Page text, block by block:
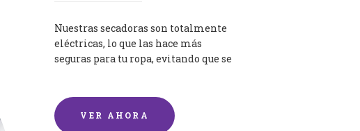
Nuestras secadoras son totalmente
eléctricas, lo que las hace más
seguras para tu ropa, evitando que se
VER AHORA